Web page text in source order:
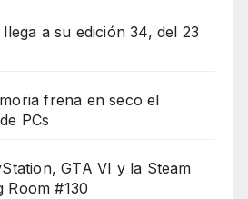
a su edición 34, del 23
frena en seco el
PCs
GTA VI y la Steam
Room #130